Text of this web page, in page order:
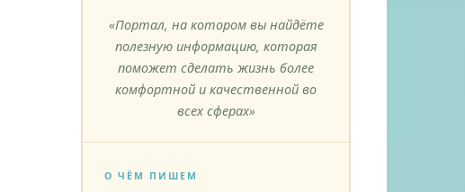
«Портал, на котором вы найдёте
полезную информацию, которая
поможет сделать жизнь более
комфортной и качественной во
всех сферах»
О ЧЁМ ПИШЕМ